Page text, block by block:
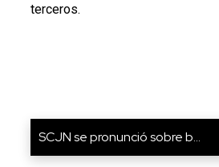
terceros.
SCJN se pronunció sobre b...